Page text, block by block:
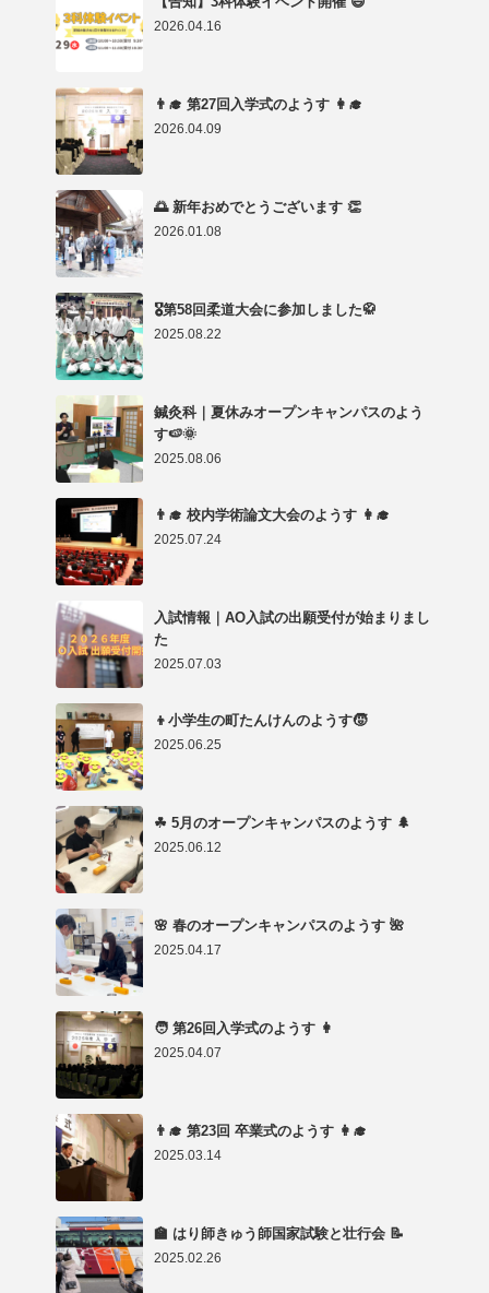
2026.04.16
👨‍🎓 第27回入学式のようす 👩‍🎓
2026.04.09
🌅 新年おめでとうございます 👏
2026.01.08
🎖第58回柔道大会に参加しました🥋
2025.08.22
鍼灸科｜夏休みオープンキャンパスのよう
す🍉🌞
2025.08.06
👨‍🎓 校内学術論文大会のようす 👩‍🎓
2025.07.24
入試情報｜AO入試の出願受付が始まりまし
た
2025.07.03
👦小学生の町たんけんのようす🧒
2025.06.25
☘ 5月のオープンキャンパスのようす 🌲
2025.06.12
🌸 春のオープンキャンパスのようす 🌺
2025.04.17
🧑 第26回入学式のようす 👩
2025.04.07
👨‍🎓 第23回 卒業式のようす 👩‍🎓
2025.03.14
🏫 はり師きゅう師国家試験と壮行会 📝
2025.02.26